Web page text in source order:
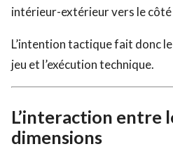
intérieur-extérieur vers le
L’intention tactique fait donc
jeu et l’exécution technique.
L’interaction entre
dimensions